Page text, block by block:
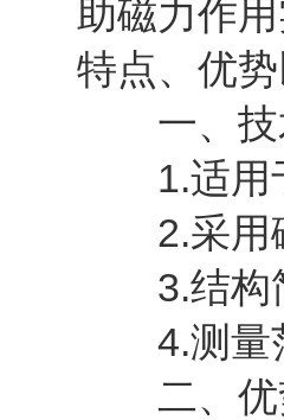
助磁力作
特点、优
一、技
1.适用于
2.采用磁
3.结构
4.测量范
二、优